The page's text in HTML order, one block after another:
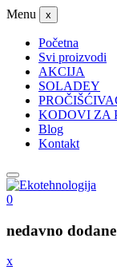
Menu x
Početna
Svi proizvodi
AKCIJA
SOLADEY
KODOVI ZA
Blog
Kontakt
0
nedavno
x